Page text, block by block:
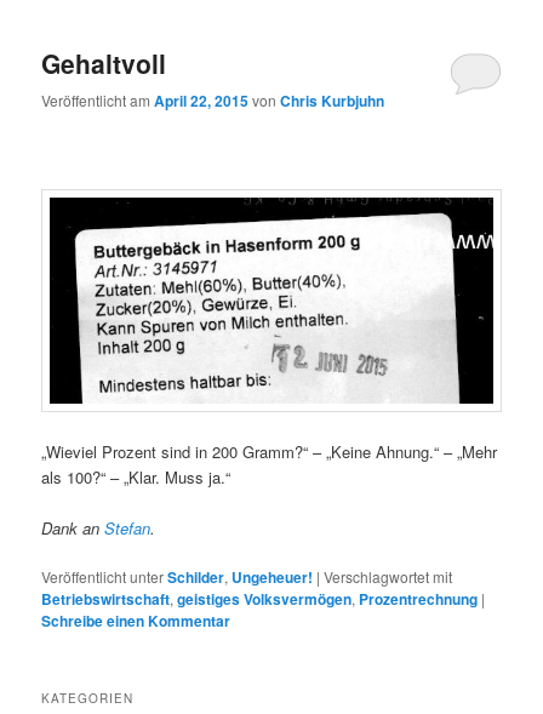
Gehaltvoll
Veröffentlicht amApril 22, 2015vonChris Kurbjuhn
„Wieviel Prozent sind in 200 Gramm?“ – „Keine Ahnung.“ – „Mehr
als 100?“ – „Klar. Muss ja.“
Dank anStefan.
Veröffentlicht unterSchilder, Ungeheuer! |Verschlagwortet mit
Betriebswirtschaft,geistiges Volksvermögen, Prozentrechnung |
Schreibe einen Kommentar
KATEGORIEN